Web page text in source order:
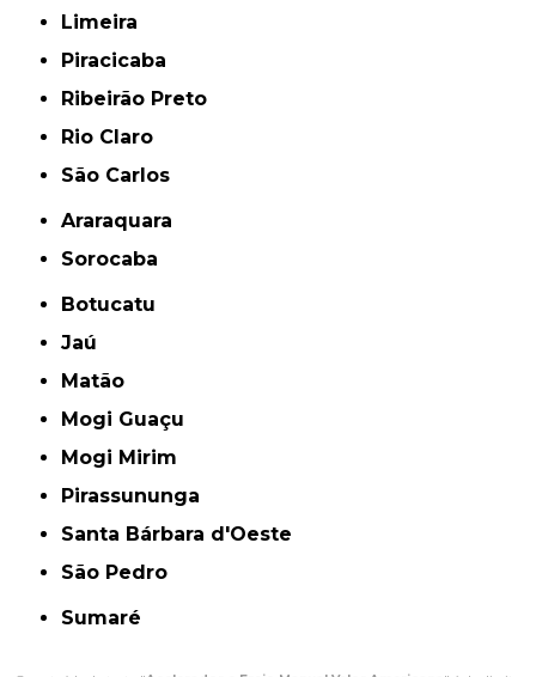
Limeira
Piracicaba
Ribeirão Preto
Rio Claro
São Carlos
Araraquara
Sorocaba
Botucatu
Jaú
Matão
Mogi Guaçu
Mogi Mirim
Pirassununga
Santa Bárbara d'Oeste
São Pedro
Sumaré